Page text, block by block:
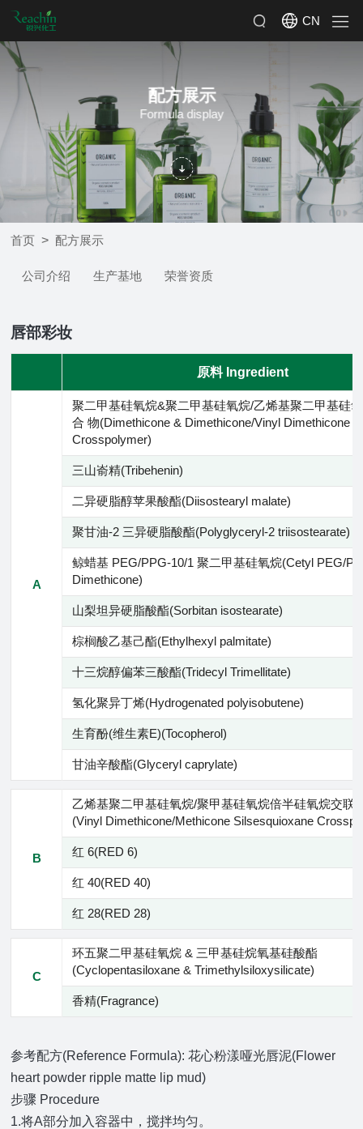
CN
配方展示
Formula display
首页 > 配方展示
公司介绍 生产基地 荣誉资质
唇部彩妆
原料 Ingredient
A
聚二甲基硅氧烷&聚二甲基硅氧烷/乙烯基聚二甲基硅
合 物(Dimethicone & Dimethicone/Vinyl Dimethicone
Crosspolymer)
三山嵛精(Tribehenin)
二异硬脂醇苹果酸酯(Diisostearyl malate)
聚甘油-2 三异硬脂酸酯(Polyglyceryl-2 triisostearate)
鲸蜡基 PEG/PPG-10/1 聚二甲基硅氧烷(Cetyl PEG/
Dimethicone)
山梨坦异硬脂酸酯(Sorbitan isostearate)
棕榈酸乙基己酯(Ethylhexyl palmitate)
十三烷醇偏苯三酸酯(Tridecyl Trimellitate)
氢化聚异丁烯(Hydrogenated polyisobutene)
生育酚(维生素E)(Tocopherol)
甘油辛酸酯(Glyceryl caprylate)
B
乙烯基聚二甲基硅氧烷/聚甲基硅氧烷倍半硅氧烷交联
(Vinyl Dimethicone/Methicone Silsesquioxane
红 6(RED 6)
红 40(RED 40)
红 28(RED 28)
C
环五聚二甲基硅氧烷 & 三甲基硅烷氧基硅酸酯
(Cyclopentasiloxane & Trimethylsiloxysilicate)
香精(Fragrance)
参考配方(Reference Formula): 花心粉漾哑光唇泥(Flower
heart powder ripple matte lip mud)
步骤 Procedure
1.将A部分加入容器中，搅拌均匀。